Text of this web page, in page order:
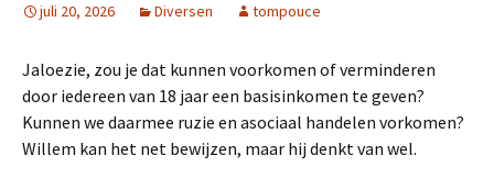
juli 20, 2026 Diversen tompouce
Jaloezie, zou je dat kunnen voorkomen of verminderen
door iedereen van 18 jaar een basisinkomen te geven?
Kunnen we daarmee ruzie en asociaal handelen vorkomen?
Willem kan het net bewijzen, maar hij denkt van wel.